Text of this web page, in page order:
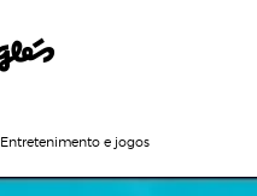
Entretenimento e jogos